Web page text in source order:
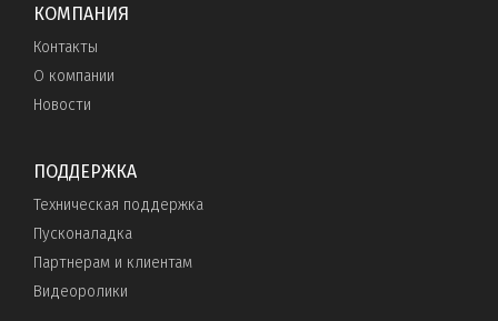
КОМПАНИЯ
Контакты
О компании
Новости
ПОДДЕРЖКА
Техническая поддержка
Пусконаладка
Партнерам и клиентам
Видеоролики